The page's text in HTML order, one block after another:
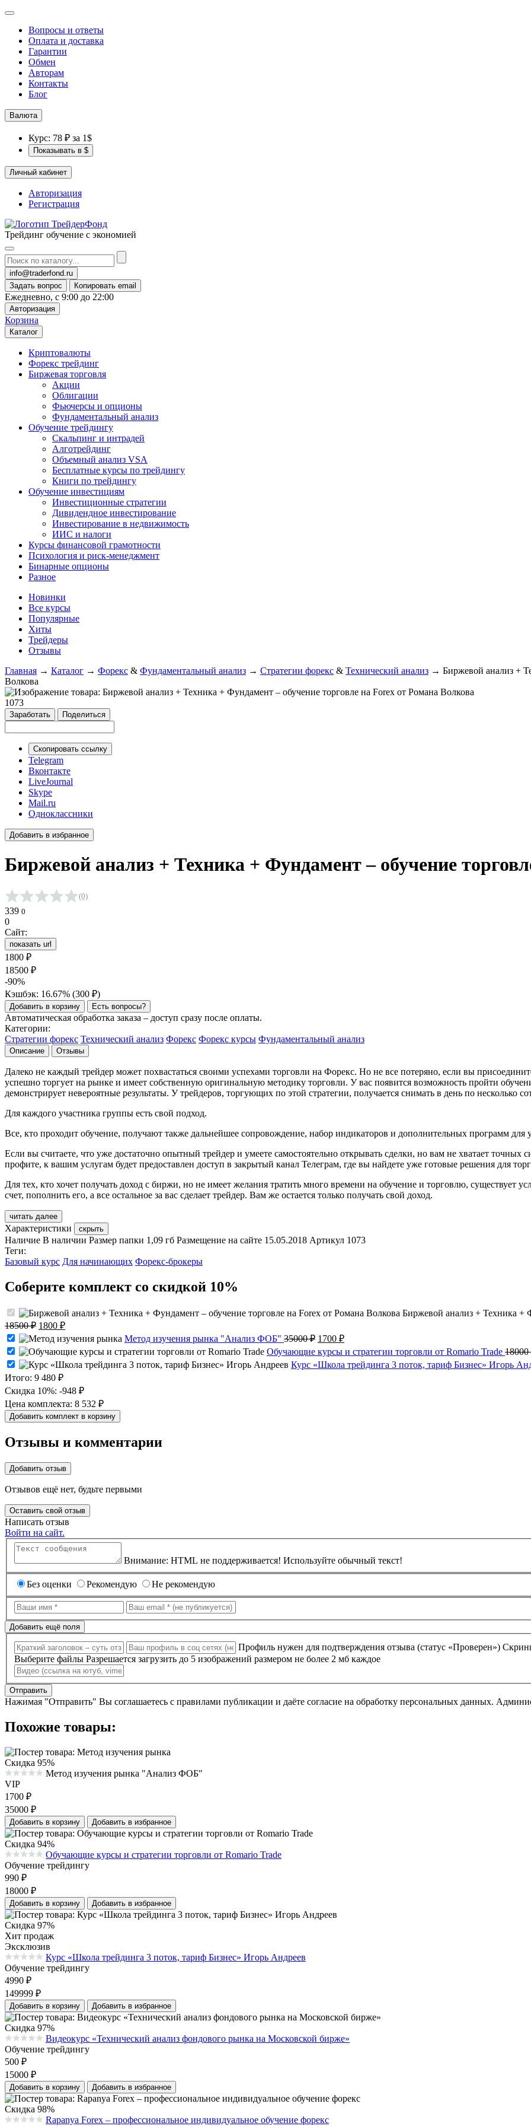
Вопросы и ответы
Оплата и доставка
Гарантии
Обмен
Авторам
Контакты
Блог
Валюта
Курс: 78 ₽ за 1$
Показывать в $
Личный кабинет
Авторизация
Регистрация
Трейдинг обучение с экономией
info@traderfond.ru
Задать вопрос
Копировать email
Ежедневно, с 9:00 до 22:00
Авторизация
Корзина
Каталог
Криптовалюты
Форекс трейдинг
Биржевая торговля
Акции
Облигации
Фьючерсы и опционы
Фундаментальный анализ
Обучение трейдингу
Скальпинг и интрадей
Алготрейдинг
Объемный анализ VSA
Бесплатные курсы по трейдингу
Книги по трейдингу
Обучение инвестициям
Инвестиционные стратегии
Дивидендное инвестирование
Инвестирование в недвижимость
ИИС и налоги
Курсы финансовой грамотности
Психология и риск-менеджмент
Бинарные опционы
Разное
Новинки
Все курсы
Популярные
Хиты
Трейдеры
Отзывы
Главная → Каталог → Форекс & Фундаментальный анализ → Стратегии форекс & Технический анализ → Биржевой анализ +
Волкова
1073
Заработать Поделиться
Скопировать ссылку
Telegram
Вконтакте
LiveJournal
Skype
Mail.ru
Одноклассники
Добавить в избранное
Биржевой анализ + Техника + Фундамент – обучение
Средняя оценка 0.0 из 5 на основании 0 голосов
(0)
339 0
0
Сайт:
показать url
1800 ₽
18500 ₽
-90%
Кэшбэк: 16.67% (300 ₽)
Добавить в корзину Есть вопросы?
Автоматическая обработка заказа – доступ сразу после оплаты.
Категории:
Стратегии форекс Технический анализ Форекс Форекс курсы Фундаментальный анализ
Описание Отзывы
Далеко не каждый трейдер может похвастаться своими успехами торговли на Форекс. Но не все потеряно, если вы
успешно торгует на рынке и имеет собственную оригинальную методику торговли. У вас появится возможность пройти
демонстрирует невероятные результаты. У трейдеров, торгующих по этой стратегии, получается снимать в день по несколько
Для каждого участника группы есть свой подход.
Все, кто проходит обучение, получают также дальнейшее сопровождение, набор индикаторов и дополнительных программ для
Если вы считаете, что уже достаточно опытный трейдер и умеете самостоятельно открывать сделки, но вам не хватает
профите, к вашим услугам будет предоставлен доступ в закрытый канал Телеграм, где вы найдете уже готовые решения для
Для тех, кто хочет получать доход с биржи, но не имеет желания тратить много времени на обучение и торговлю, существует
счет, пополнить его, а все остальное за вас сделает трейдер. Вам же остается только получать свой доход.
читать далее
Характеристики скрыть
Наличие В наличии Размер папки 1,09 гб Размещение на сайте 15.05.2018 Артикул 1073
Теги:
Базовый курс Для начинающих Форекс-брокеры
Соберите комплект со скидкой 10%
Биржевой анализ + Техника +
18500₽ Первоначальная
составляла
18500 ₽.
1800 ₽Текущая
1800 ₽.
Метод изучения рынка "Анализ ФОБ" 35000₽ Первоначальная
составляла
35000 ₽.
1700 ₽Текущая
1700 ₽.
Обучающие курсы и стратегии торговли от Romario Trade 18000
Курс «Школа трейдинга 3 поток, тариф Бизнес» Игорь
Итого: 9 480 ₽
Скидка 10%: -948 ₽
Цена комплекта: 8 532 ₽
Добавить комплект в корзину
Отзывы и комментарии
Добавить отзыв
Отзывов ещё нет, будьте первыми
Оставить свой отзыв
Написать отзыв
Войти на сайт.
Внимание: HTML не поддерживается! Используйте обычный текст!
Без оценки Рекомендую Не рекомендую
Добавить ещё поля
Профиль нужен для подтверждения отзыва (статус «Проверен»)
Выберите файлы Разрешается загрузить до 5 изображений размером не более 2 мб каждое
Отправить
Нажимая "Отправить" Вы соглашаетесь с правилами публикации и даёте согласие на обработку персональных данных.
Похожие товары:
Скидка 95%
Средняя оценка 0.0 из 5 на основании 0 голосов
Метод изучения рынка "Анализ ФОБ"
VIP
1700 ₽
35000 ₽
Добавить в корзину Добавить в избранное
Скидка 94%
Средняя оценка 0.0 из 5 на основании 0 голосов
Обучающие курсы и стратегии торговли от Romario Trade
Обучение трейдингу
990 ₽
18000 ₽
Добавить в корзину Добавить в избранное
Скидка 97%
Хит продаж
Эксклюзив
Средняя оценка 0.0 из 5 на основании 0 голосов
Курс «Школа трейдинга 3 поток, тариф Бизнес» Игорь Андреев
Обучение трейдингу
4990 ₽
149999 ₽
Добавить в корзину Добавить в избранное
Скидка 97%
Средняя оценка 0.0 из 5 на основании 0 голосов
Видеокурс «Технический анализ фондового рынка на Московской бирже»
Обучение трейдингу
500 ₽
15000 ₽
Добавить в корзину Добавить в избранное
Скидка 98%
Средняя оценка 0.0 из 5 на основании 0 голосов
Rapanya Forex – профессиональное индивидуальное обучение форекс